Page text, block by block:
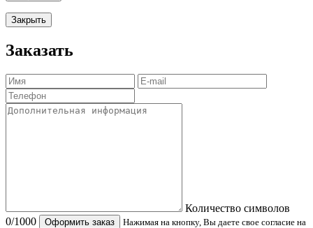
Закрыть
Заказать
Количество символов
0/1000 Оформить заказ
Нажимая на кнопку, Вы даете свое согласие на